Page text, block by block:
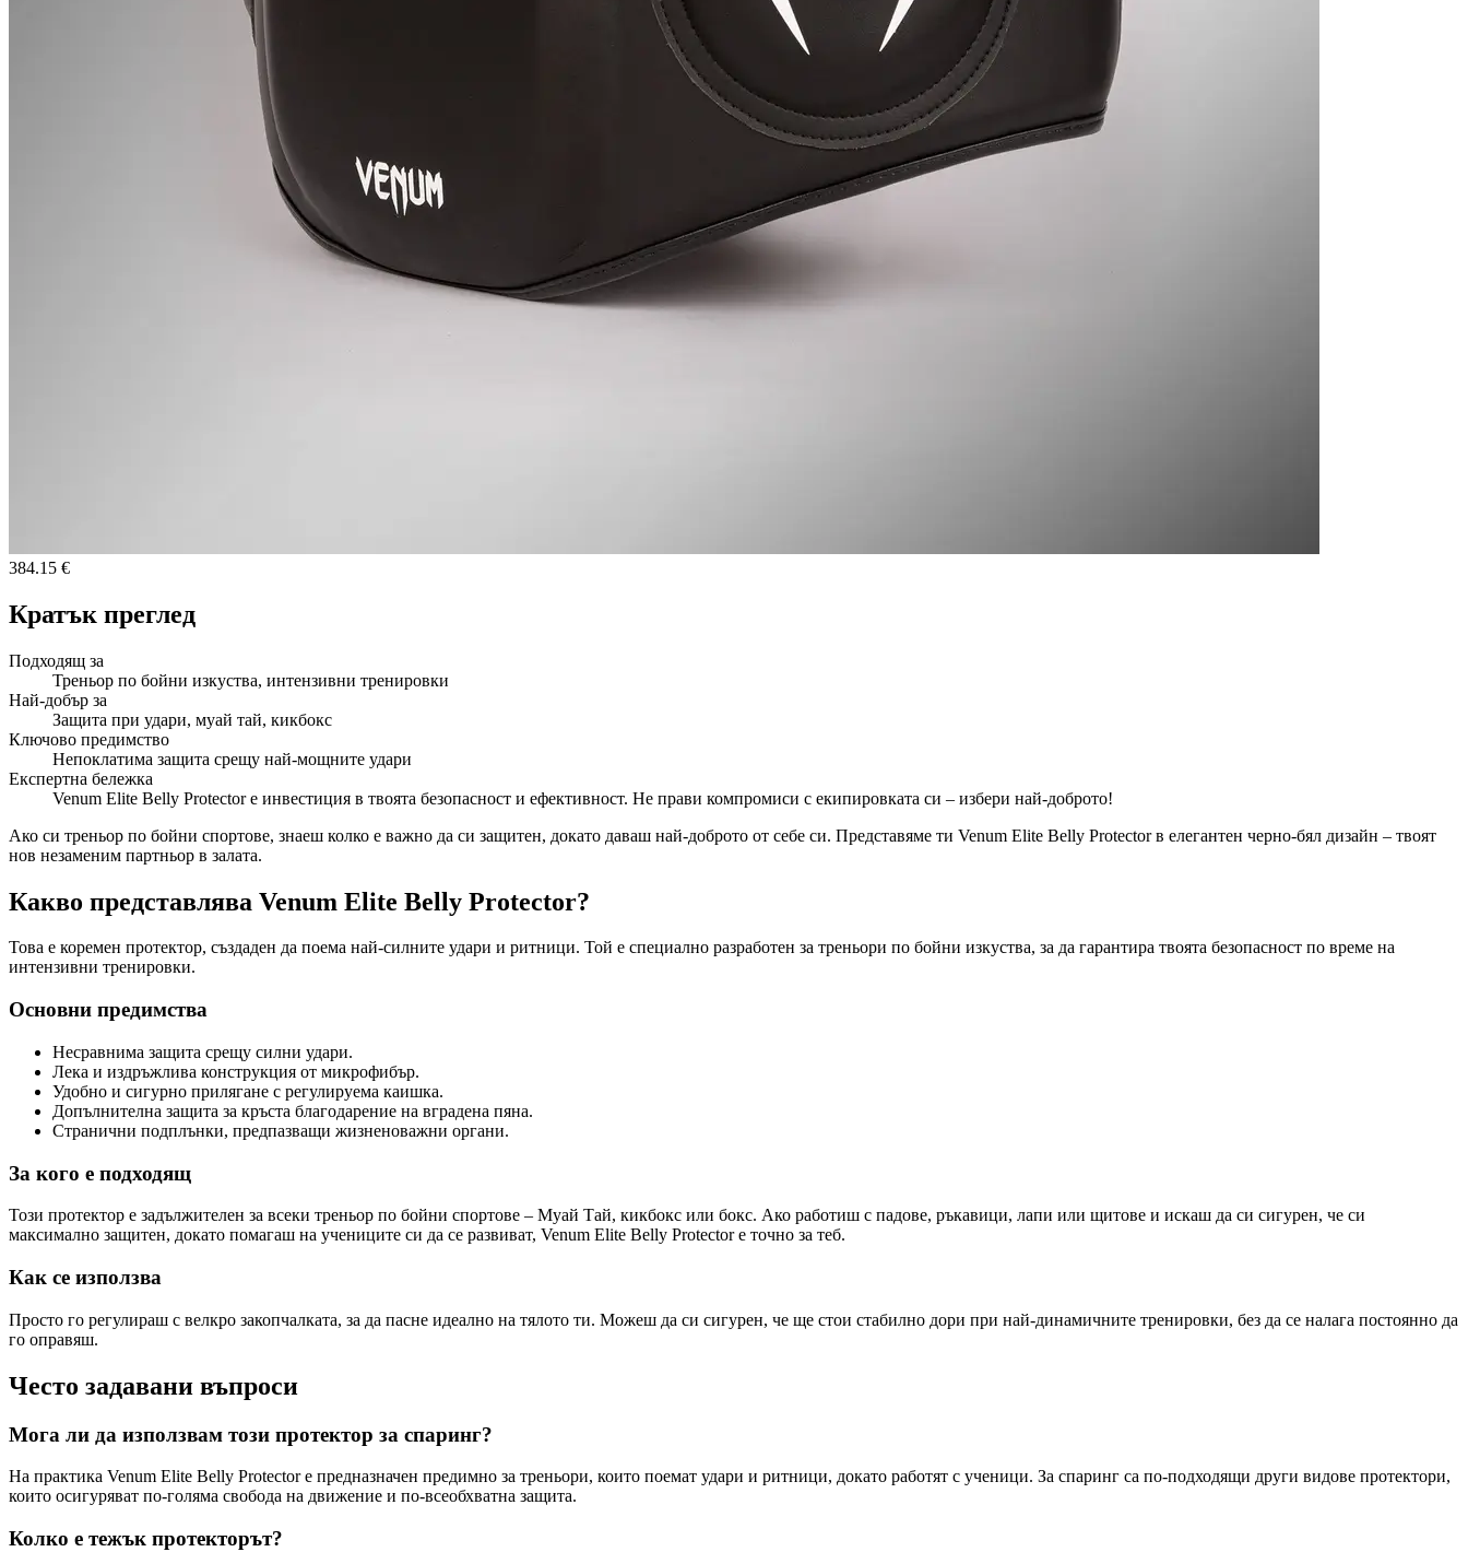
384.15 €
Кратък преглед
Подходящ за
Треньор по бойни изкуства, интензивни тренировки
Най-добър за
Защита при удари, муай тай, кикбокс
Ключово предимство
Непоклатима защита срещу най-мощните удари
Експертна бележка
Venum Elite Belly Protector е инвестиция в твоята безопасност и ефективност. Не прави компромиси с екипировката си – избери най-доброто!
Ако си треньор по бойни спортове, знаеш колко е важно да си защитен, докато даваш най-доброто от себе си. Представяме ти Venum Elite Belly Protector в елегантен черно-бял дизайн – твоят
нов незаменим партньор в залата.
Какво представлява Venum Elite Belly Protector?
Това е коремен протектор, създаден да поема най-силните удари и ритници. Той е специално разработен за треньори по бойни изкуства, за да гарантира твоята безопасност по време на
интензивни тренировки.
Основни предимства
Несравнима защита срещу силни удари.
Лека и издръжлива конструкция от микрофибър.
Удобно и сигурно прилягане с регулируема каишка.
Допълнителна защита за кръста благодарение на вградена пяна.
Странични подплънки, предпазващи жизненоважни органи.
За кого е подходящ
Този протектор е задължителен за всеки треньор по бойни спортове – Муай Тай, кикбокс или бокс. Ако работиш с падове, ръкавици, лапи или щитове и искаш да си сигурен, че си
максимално защитен, докато помагаш на учениците си да се развиват, Venum Elite Belly Protector е точно за теб.
Как се използва
Просто го регулираш с велкро закопчалката, за да пасне идеално на тялото ти. Можеш да си сигурен, че ще стои стабилно дори при най-динамичните тренировки, без да се налага постоянно да
го оправяш.
Често задавани въпроси
Мога ли да използвам този протектор за спаринг?
На практика Venum Elite Belly Protector е предназначен предимно за треньори, които поемат удари и ритници, докато работят с ученици. За спаринг са по-подходящи други видове протектори,
които осигуряват по-голяма свобода на движение и по-всеобхватна защита.
Колко е тежък протекторът?